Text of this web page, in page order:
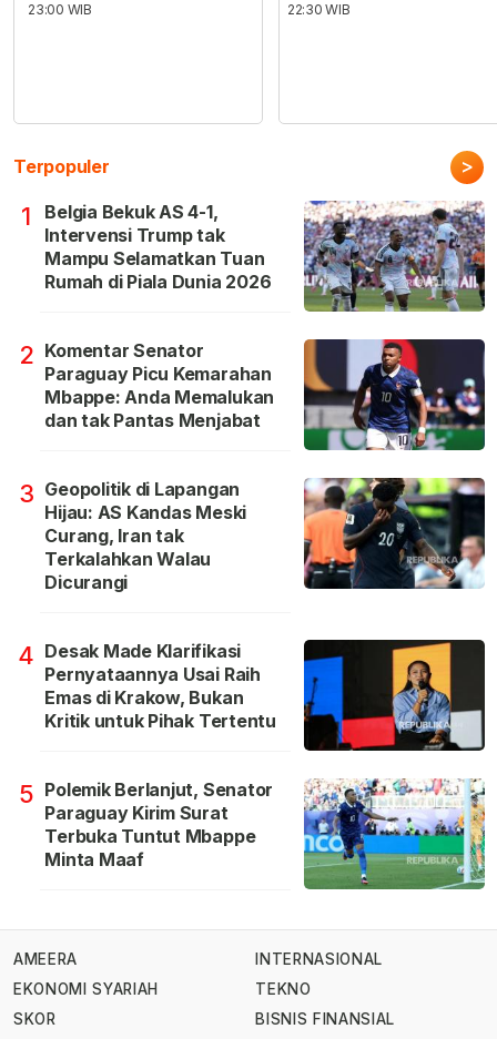
23:00 WIB
22:30 WIB
Terpopuler >
1
Belgia Bekuk AS 4-1,
Intervensi Trump tak
Mampu Selamatkan Tuan
Rumah di Piala Dunia 2026
2 Komentar Senator
Paraguay Picu Kemarahan
Mbappe: Anda Memalukan
dan tak Pantas Menjabat
3 Geopolitik di Lapangan
Hijau: AS Kandas Meski
Curang, Iran tak
Terkalahkan Walau
Dicurangi
4 Desak Made Klarifikasi
Pernyataannya Usai Raih
Emas di Krakow, Bukan
Kritik untuk Pihak Tertentu
5 Polemik Berlanjut, Senator
Paraguay Kirim Surat
Terbuka Tuntut Mbappe
Minta Maaf
AMEERA
EKONOMI SYARIAH
SKOR
INTERNASIONAL
TEKNO
BISNIS FINANSIAL